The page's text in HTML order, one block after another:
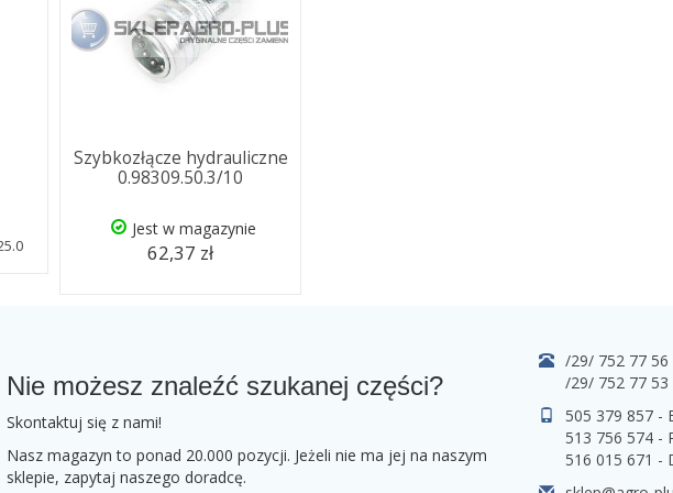
Szybkozłącze hydrauliczne
0.98309.50.3/10
Jest w magazynie
62,37 zł
Nie możesz znaleźć szukanej części?
Skontaktuj się z nami!
Nasz magazyn to ponad 20.000 pozycji. Jeżeli nie ma jej na naszym
sklepie, zapytaj naszego doradcę.
/29/ 752 77 56
/29/ 752 77 53
505 379 857 -
513 756 574 -
516 015 671 -